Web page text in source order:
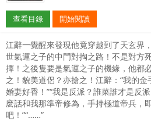
查看目錄 開始閱讀
江辭一覺醒來發現他竟穿越到了天玄界
世氣運之子的中門對掏之路！不是對方
擇！之後隻要是氣運之子的機緣，他都
之！貌美道侶？亦搶之！江辭：“我的金
婚妻好香！”“我是反派？誰菜誰才是反
麽話和我那準帝修為，手持極道帝兵，
吧！”“……”